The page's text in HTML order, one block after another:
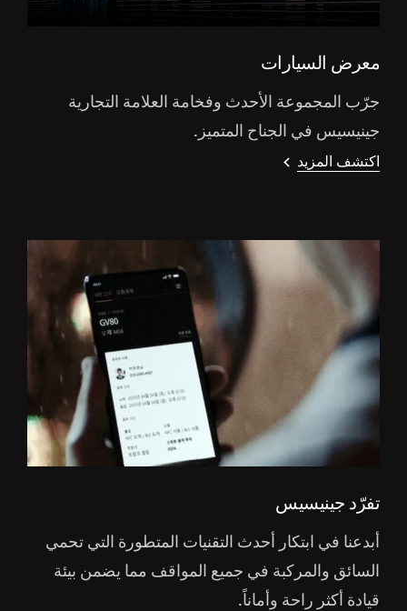
معرض السيارات
جرّب المجموعة الأحدث وفخامة العلامة التجارية
جينيسيس في الجناح المتميز.
اكتشف المزيد
تفرّد جينيسيس
أبدعنا في ابتكار أحدث التقنيات المتطورة التي تحمي
السائق والمركبة في جميع المواقف مما يضمن بيئة
قيادة أكثر راحة وأماناً.